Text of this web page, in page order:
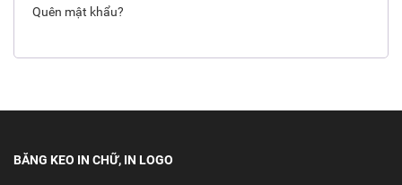
Quên mật khẩu?
BĂNG KEO IN CHỮ, IN LOGO